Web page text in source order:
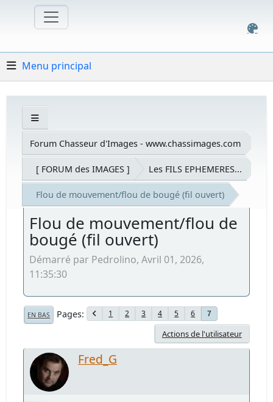
Menu principal
Forum Chasseur d'Images - www.chassimages.com
[ FORUM des IMAGES ] Les FILS EPHEMERES...
Flou de mouvement/flou de bougé (fil ouvert)
Flou de mouvement/flou de
bougé (fil ouvert)
Démarré par Pedrolino, Avril 01, 2026,
11:35:30
EN BAS Pages 1 2 3 4 5 6 7
Actions de l'utilisateur
Fred_G